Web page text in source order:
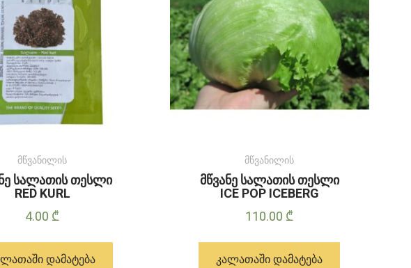
მწვანილის
სალათის თესლი
RED KURL
4.00 ₾
ᲓᲐᲛᲐᲢᲔᲑᲐ
მწვანილის
მწვანე სალათის თესლი
ICE POP ICEBERG
110.00 ₾
ᲙᲐᲚᲐᲗᲐᲨᲘ ᲓᲐᲛᲐᲢᲔᲑᲐ